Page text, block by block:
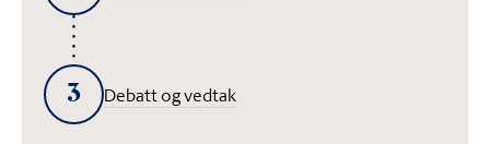
3 Debatt og vedtak